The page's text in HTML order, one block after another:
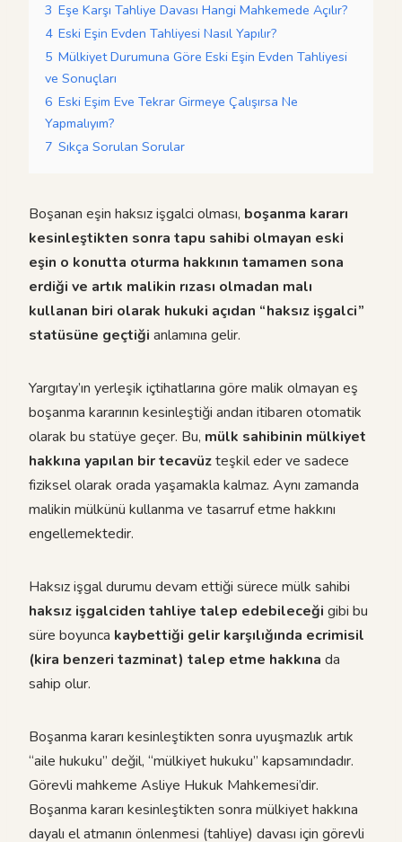
3 Eşe Karşı Tahliye Davası Hangi Mahkemede Açılır?
4 Eski Eşin Evden Tahliyesi Nasıl Yapılır?
5 Mülkiyet Durumuna Göre Eski Eşin Evden Tahliyesi
ve Sonuçları
6 Eski Eşim Eve Tekrar Girmeye Çalışırsa Ne
Yapmalıyım?
7 Sıkça Sorulan Sorular
Boşanan eşin haksız işgalci olması, boşanma kararı
kesinleştikten sonra tapu sahibi olmayan eski
eşin o konutta oturma hakkının tamamen sona
erdiği ve artık malikin rızası olmadan malı
kullanan biri olarak hukuki açıdan “haksız işgalci”
statüsüne geçtiği anlamına gelir.
Yargıtay’ın yerleşik içtihatlarına göre malik olmayan eş
boşanma kararının kesinleştiği andan itibaren otomatik
olarak bu statüye geçer. Bu, mülk sahibinin mülkiyet
hakkına yapılan bir tecavüzteşkil eder ve sadece
fiziksel olarak orada yaşamakla kalmaz. Aynı zamanda
malikin mülkünü kullanma ve tasarruf etme hakkını
engellemektedir.
Haksız işgal durumu devam ettiği sürece mülk sahibi
haksız işgalciden tahliye talep edebileceği gibi bu
süre boyunca kaybettiği gelir karşılığında ecrimisil
(kira benzeri tazminat) talep etme hakkına da
sahip olur.
Boşanma kararı kesinleştikten sonra uyuşmazlık artık
“aile hukuku” değil, “mülkiyet hukuku” kapsamındadır.
Görevli mahkeme Asliye Hukuk Mahkemesi’dir.
Boşanma kararı kesinleştikten sonra mülkiyet hakkına
dayalı el atmanın önlenmesi (tahliye) davası için görevli